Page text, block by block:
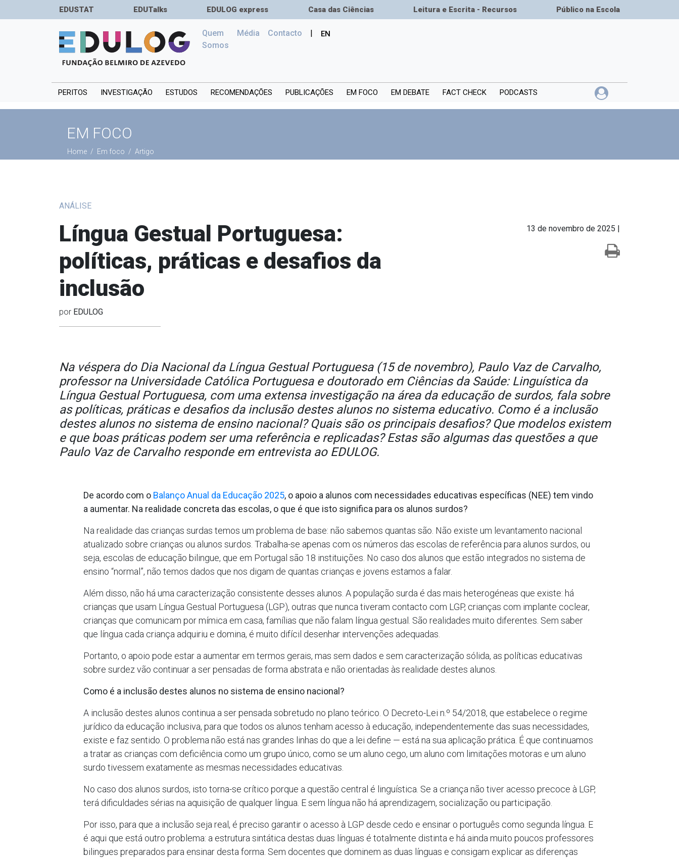
EDUSTAT EDUTalks EDULOG express Casa das Ciências Leitura e Escrita - Recursos Público na Escola
Quem
Somos
Média Сontacto | EN
PERITOS INVESTIGAÇÃO ESTUDOS RECOMENDAÇÕES PUBLICAÇÕES EM FOCO EM DEBATE FACT CHECK PODCASTS
EM FOCO
Home Em foco Artigo
ANÁLISE
Língua Gestual Portuguesa:
políticas, práticas e desafios da
inclusão
por EDULOG
13 de novembro de 2025 |
Na véspera do Dia Nacional da Língua Gestual Portuguesa (15 de novembro), Paulo Vaz de Carvalho,
professor na Universidade Católica Portuguesa e doutorado em Ciências da Saúde: Linguística da
Língua Gestual Portuguesa, com uma extensa investigação na área da educação de surdos, fala sobre
as políticas, práticas e desafios da inclusão destes alunos no sistema educativo. Como é a inclusão
destes alunos no sistema de ensino nacional? Quais são os principais desafios? Que modelos existem
e que boas práticas podem ser uma referência e replicadas? Estas são algumas das questões a que
Paulo Vaz de Carvalho responde em entrevista ao EDULOG.
De acordo com o Balanço Anual da Educação 2025, o apoio a alunos com necessidades educativas específicas (NEE) tem vindo
a aumentar. Na realidade concreta das escolas, o que é que isto significa para os alunos surdos?
Na realidade das crianças surdas temos um problema de base: não sabemos quantas são. Não existe um levantamento nacional
atualizado sobre crianças ou alunos surdos. Trabalha-se apenas com os números das escolas de referência para alunos surdos, ou
seja, escolas de educação bilingue, que em Portugal são 18 instituições. No caso dos alunos que estão integrados no sistema de
ensino “normal”, não temos dados que nos digam de quantas crianças e jovens estamos a falar.
Além disso, não há uma caracterização consistente desses alunos. A população surda é das mais heterogéneas que existe: há
crianças que usam Língua Gestual Portuguesa (LGP), outras que nunca tiveram contacto com LGP, crianças com implante coclear,
crianças que comunicam por mímica em casa, famílias que não falam língua gestual. São realidades muito diferentes. Sem saber
que língua cada criança adquiriu e domina, é muito difícil desenhar intervenções adequadas.
Portanto, o apoio pode estar a aumentar em termos gerais, mas sem dados e sem caracterização sólida, as políticas educativas
sobre surdez vão continuar a ser pensadas de forma abstrata e não orientadas às realidade destes alunos.
Como é a inclusão destes alunos no sistema de ensino nacional?
A inclusão destes alunos continua a ser pensada sobretudo no plano teórico. O Decreto-Lei n.º 54/2018, que estabelece o regime
jurídico da educação inclusiva, para que todos os alunos tenham acesso à educação, independentemente das suas necessidades,
existe e faz sentido. O problema não está nas grandes linhas do que a lei define — está na sua aplicação prática. É que continuamos
a tratar as crianças com deficiência como um grupo único, como se um aluno cego, um aluno com limitações motoras e um aluno
surdo tivessem exatamente as mesmas necessidades educativas.
No caso dos alunos surdos, isto torna-se crítico porque a questão central é linguística. Se a criança não tiver acesso precoce à LGP,
terá dificuldades sérias na aquisição de qualquer língua. E sem língua não há aprendizagem, socialização ou participação.
Por isso, para que a inclusão seja real, é preciso garantir o acesso à LGP desde cedo e ensinar o português como segunda língua. E
é aqui que está outro problema: a estrutura sintática destas duas línguas é totalmente distinta e há ainda muito poucos professores
bilingues preparados para ensinar desta forma. Sem docentes que dominem as duas línguas e consigam explicar as diferenças